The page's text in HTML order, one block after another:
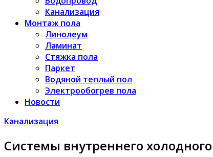
Канализация
Монтаж пола
Линолеум
Ламинат
Стяжка пола
Паркет
Водяной теплый пол
Электрообогрев пола
Новости
Канализация
Системы внутреннего